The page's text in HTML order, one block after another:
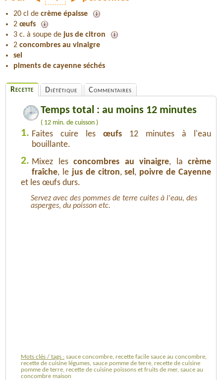
20 cl de crème épaisse
2 œufs
3 c. à soupe de jus de citron
2 concombres au vinaigre
sel
piments de cayenne séchés
Recette Diététique Commentaires
Temps total : au moins 12 minutes
( 12 min. de cuisson )
1. Faites cuire les œufs 12 minutes à l'eau
bouillante.
2. Mixez les concombres au vinaigre, la crème
fraîche, le jus de citron,sel , poivre de Cayenne
et les œufs durs.
Servez avec des pommes de terre cuites à l'eau, des
asperges, du poisson etc.
Mots clés / tags : sauce concombre, recette facile sauce au concombre,
recette de cuisine légumes, sauce pomme de terre, recette de cuisine
pomme de terre, recette de cuisine poissons et fruits de mer, sauce au
concombre maison